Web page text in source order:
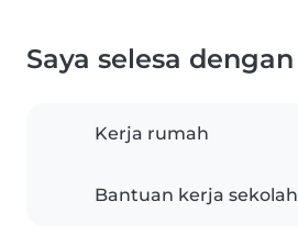
Saya selesa dengan
Kerja rumah
Bantuan kerja sekolah